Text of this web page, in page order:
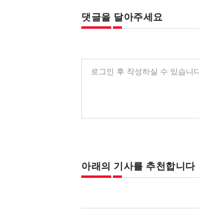
댓글을 달아주세요
로그인 후 작성하실 수 있습니
아래의 기사를 추천합니다